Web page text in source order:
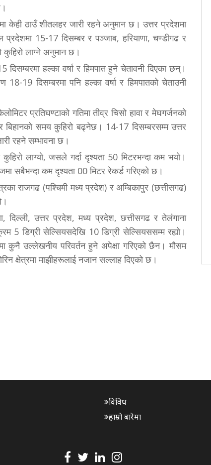
केही ठाउँ शीतलहर जारी रहने अनुमान छ। उत्तर प्रदेशमा
प्रदेशमा 15-17 दिसम्बर र पञ्जाब, हरियाणा, चण्डीगढ र
कुहिरो लाग्ने अनुमान छ।
हल्का वर्षा र हिमपात हुने चेतावनी दिएका छन्।
19 दिसम्बरमा पनि हल्का वर्षा र हिमपातको चेताउनी
प्रतिघण्टाको गतिमा तीव्र चिसो हावा र मेघगर्जनको
बिहानको समय कुहिरो बढ्नेछ। 14-17 दिसम्बरसम्म उत्तर
रहने सम्भावना छ।
लाग्यो, जसले गर्दा दृश्यता 50 मिटरभन्दा कम भयो।
सबैभन्दा कम दृश्यता 00 मिटर रेकर्ड गरिएको छ।
राजगढ (पश्चिमी मध्य प्रदेश) र अम्बिकापुर (छत्तीसगढ)
दिल्ली, उत्तर प्रदेश, मध्य प्रदेश, छत्तीसगढ र तेलंगाना
5 डिग्री सेल्सियसदेखि 10 डिग्री सेल्सियससम्म रह्यो।
कुनै उल्लेखनीय परिवर्तन हुने अपेक्षा गरिएको छैन। मौसम
क्षेत्रमा माझीहरूलाई नजान सल्लाह दिएको छ।
विविध
हाम्रो बारेमा